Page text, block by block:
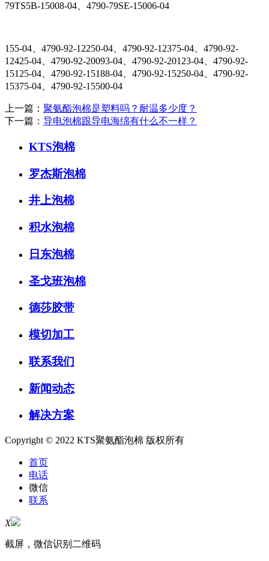
79TS5B-15008-04、4790-79SE-15006-04
155-04、4790-92-12250-04、4790-92-12375-04、4790-92-
12425-04、4790-92-20093-04、4790-92-20123-04、4790-92-
15125-04、4790-92-15188-04、4790-92-15250-04、4790-92-
15375-04、4790-92-15500-04
上一篇： 聚氨酯泡棉是塑料吗？耐温多少度？
下一篇： 导电泡棉跟导电海绵有什么不一样？
KTS泡棉
罗杰斯泡棉
井上泡棉
积水泡棉
日东泡棉
圣戈班泡棉
德莎胶带
模切加工
联系我们
新闻动态
解决方案
Copyright © 2022 KTS聚氨酯泡棉 版权所有
首页
电话
微信
联系
X
截屏，微信识别二维码